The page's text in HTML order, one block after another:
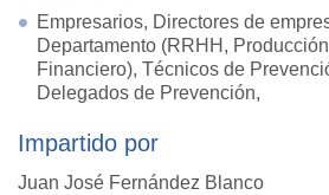
Empresarios, Directores de
Departamento (RRHH,
Financiero), Técnicos de
Delegados de Prevención,
Impartido por
Juan José Fernández Blanco